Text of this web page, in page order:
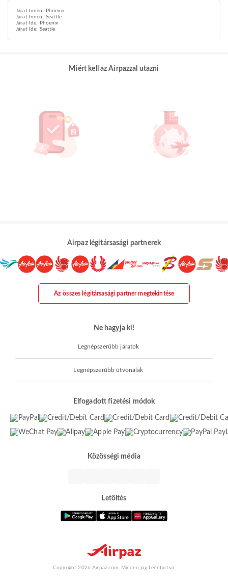
Járat Innen: Phoenix
Járat Innen: Seattle
Járat Ide: Phoenix
Járat Ide: Seattle
Miért kell az Airpazzal utazni
Airpaz légitársasági partnerek
Az összes légitársasági partner megtekintése
Ne hagyja ki!
Legnépszerűbb járatok
Legnépszerűbb útvonalak
Elfogadott fizetési módok
Közösségi média
Letöltés
Copyright 2026 Airpaz.com. Minden jog fenntartva.